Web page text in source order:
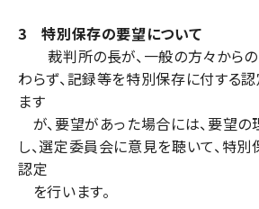
3 特別保存の要望について
裁判所の長が、一般の方々から
わらず、記録等を特別保存に付する
ます
が、要望があった場合には、要望
し、選定委員会に意見を聴いて、特
認定
を行います。